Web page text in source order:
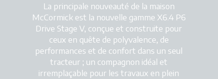
La principale nouveauté de la maison
McCormick est la nouvelle gamme X6.4 P6
Drive Stage V, conçue et construite pour
ceux en quête de polyvalence, de
performances et de confort dans un seul
tracteur ; un compagnon idéal et
irremplaçable pour les travaux en plein